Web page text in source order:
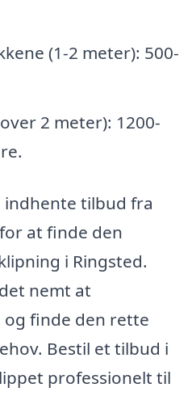
(1-2 meter): 500-
2 meter): 1200-
indhente tilbud fra
at finde den
i Ringsted.
nemt at
finde den rette
Bestil et tilbud i
professionelt til